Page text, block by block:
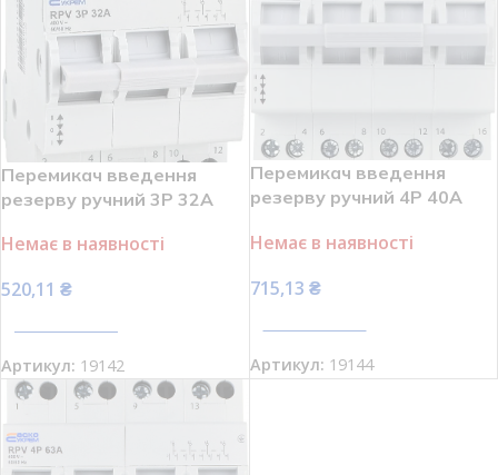
Перемикач введення
резерву ручний 3P 32A
A0010220009
Немає в наявності
520,11 ₴
Артикул: 19142
Перемикач введення
резерву ручний 4P 40A
A0010220012
Немає в наявності
715,13 ₴
Артикул: 19144